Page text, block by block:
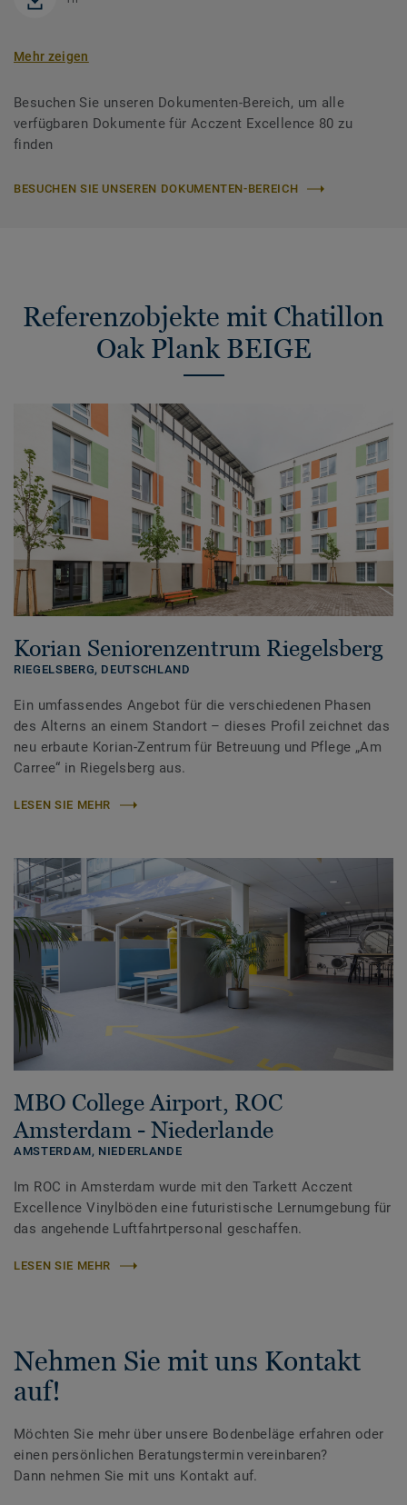
Mehr zeigen
Besuchen Sie unseren Dokumenten-Bereich, um alle
verfügbaren Dokumente für Acczent Excellence 80 zu
finden
BESUCHEN SIE UNSEREN DOKUMENTEN-BEREICH
Referenzobjekte mit Chatillon
Oak Plank BEIGE
Korian Seniorenzentrum Riegelsberg
RIEGELSBERG, DEUTSCHLAND
Ein umfassendes Angebot für die verschiedenen Phasen
des Alterns an einem Standort – dieses Profil zeichnet das
neu erbaute Korian-Zentrum für Betreuung und Pflege „Am
Carree“ in Riegelsberg aus.
LESEN SIE MEHR
MBO College Airport, ROC
Amsterdam - Niederlande
AMSTERDAM, NIEDERLANDE
Im ROC in Amsterdam wurde mit den Tarkett Acczent
Excellence Vinylböden eine futuristische Lernumgebung für
das angehende Luftfahrtpersonal geschaffen.
LESEN SIE MEHR
Nehmen Sie mit uns Kontakt
auf!
Möchten Sie mehr über unsere Bodenbeläge erfahren oder
einen persönlichen Beratungstermin vereinbaren?
Dann nehmen Sie mit uns Kontakt auf.